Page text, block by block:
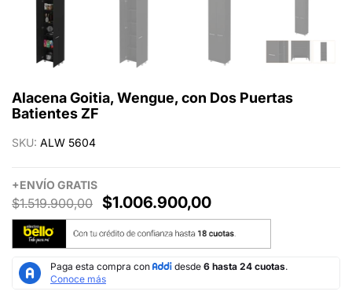
Alacena Goitia, Wengue, con Dos Puertas
Batientes ZF
SKU: ALW 5604
+ENVÍO GRATIS
$1.519.900,00 $1.006.900,00